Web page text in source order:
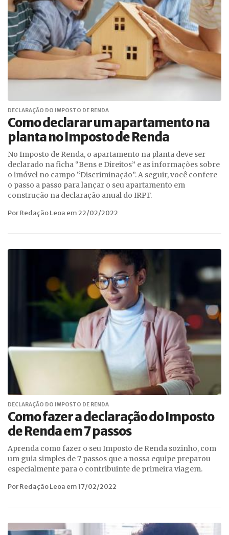
DECLARAÇÃO DO IMPOSTO DE RENDA
Como declarar um apartamento na
planta no Imposto de Renda
No Imposto de Renda, o apartamento na planta deve ser
declarado na ficha “Bens e Direitos” e as informações sobre
o imóvel no campo “Discriminação”. A seguir, você confere
o passo a passo para lançar o seu apartamento em
construção na declaração anual do IRPF.
Por Redação Leoa em 22/02/2022
DECLARAÇÃO DO IMPOSTO DE RENDA
Como fazer a declaração do Imposto
de Renda em 7 passos
Aprenda como fazer o seu Imposto de Renda sozinho, com
um guia simples de 7 passos que a nossa equipe preparou
especialmente para o contribuinte de primeira viagem.
Por Redação Leoa em 17/02/2022